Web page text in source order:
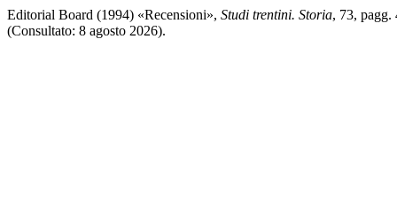
Editorial Board (1994) «Recensioni», Studi trentini. Storia, 73, pagg.
(Consultato: 8 agosto 2026).